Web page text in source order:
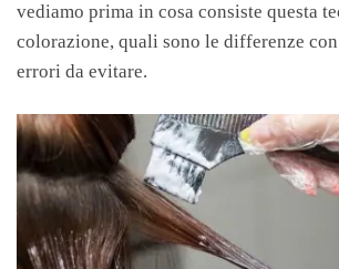
vediamo prima in cosa consiste questa
colorazione, quali sono le differenze
errori da evitare.